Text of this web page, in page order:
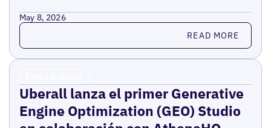
May 8, 2026
Read more READ MORE
Uberall lanza el primer Generative
Engine Optimization (GEO) Studio